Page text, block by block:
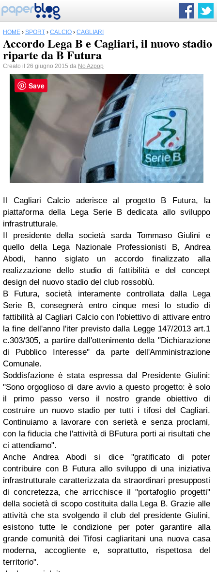
HOME › SPORT › CALCIO › CAGLIARI
Accordo Lega B e Cagliari, il nuovo stadio
riparte da B Futura
Creato il 26 giugno 2015 da No Azpop
Il Cagliari Calcio aderisce al progetto B Futura, la
piattaforma della Lega Serie B dedicata allo sviluppo
infrastrutturale.
Il presidente della società sarda Tommaso Giulini e
quello della Lega Nazionale Professionisti B, Andrea
Abodi, hanno siglato un accordo finalizzato alla
realizzazione dello studio di fattibilità e del concept
design del nuovo stadio del club rossoblù.
B Futura, società interamente controllata dalla Lega
Serie B, consegnerà entro cinque mesi lo studio di
fattibilità al Cagliari Calcio con l'obiettivo di attivare entro
la fine dell'anno l'iter previsto dalla Legge 147/2013 art.1
c.303/305, a partire dall'ottenimento della "Dichiarazione
di Pubblico Interesse" da parte dell'Amministrazione
Comunale.
Soddisfazione è stata espressa dal Presidente Giulini:
"Sono orgoglioso di dare avvio a questo progetto: è solo
il primo passo verso il nostro grande obiettivo di
costruire un nuovo stadio per tutti i tifosi del Cagliari.
Continuiamo a lavorare con serietà e senza proclami,
con la fiducia che l'attività di BFutura porti ai risultati che
ci attendiamo".
Anche Andrea Abodi si dice "gratificato di poter
contribuire con B Futura allo sviluppo di una iniziativa
infrastrutturale caratterizzata da straordinari presupposti
di concretezza, che arricchisce il "portafoglio progetti"
della società di scopo costituita dalla Lega B. Grazie alle
attività che sta svolgendo il club del presidente Giulini,
esistono tutte le condizione per poter garantire alla
grande comunità dei Tifosi cagliaritani una nuova casa
moderna, accogliente e, soprattutto, rispettosa del
territorio".
Save